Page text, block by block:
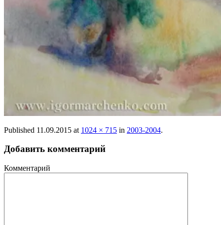
Published 11.09.2015 at 1024 × 715 in 2003-2004.
Добавить комментарий
Комментарий